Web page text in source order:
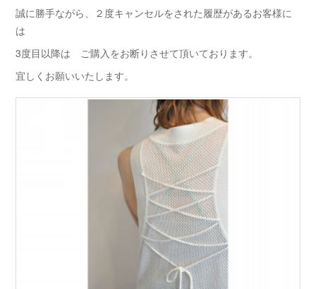
誠に勝手ながら、２度キャンセルをされた履歴があるお客様に
は
3度目以降は ご購入をお断りさせて頂いております。
宜しくお願いいたします。